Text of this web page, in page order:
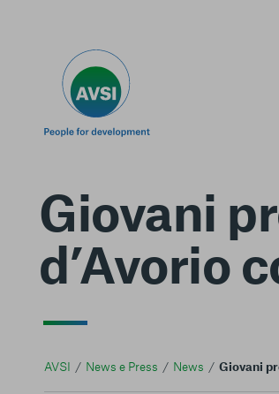
Giovani
d’Avorio
AVSI News e Press News Giovani protagonisti della propria vita